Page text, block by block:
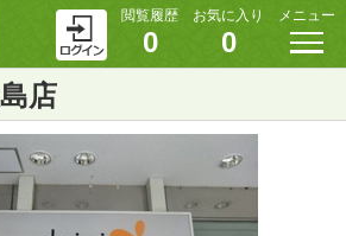
閲覧履歴
0
お気に入り
0
メニュー
店